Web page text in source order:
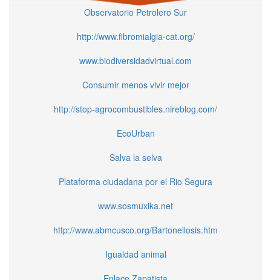
Observatorio Petrolero Sur
http://www.fibromialgia-cat.org/
www.biodiversidadvirtual.com
Consumir menos vivir mejor
http://stop-agrocombustibles.nireblog.com/
EcoUrban
Salva la selva
Plataforma ciudadana por el Rio Segura
www.sosmuxika.net
http://www.abmcusco.org/Bartonellosis.htm
Igualdad animal